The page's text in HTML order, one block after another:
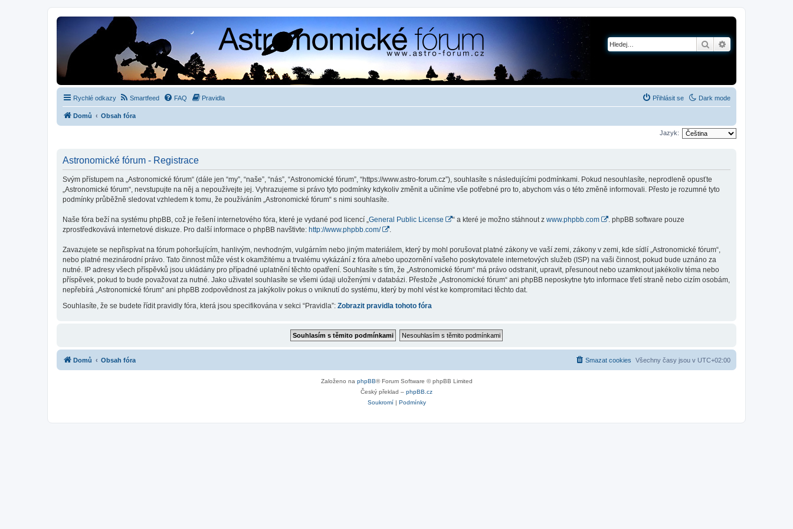
Hledat
Rychlé odkazy Dark mode
Smartfeed FAQ Pravidla Přihlásit se
Domů Obsah fóra
Jazyk:
Astronomické fórum - Registrace
Svým přístupem na „Astronomické fórum“ (dále jen “my”, “naše”, “nás”, “Astronomické fórum”, “https://www.astro-forum.cz”), souhlasíte s následujícími podmínkami. Pokud nesouhlasíte, neprodleně opusťte
„Astronomické fórum“, nevstupujte na něj a nepoužívejte jej. Vyhrazujeme si právo tyto podmínky kdykoliv změnit a učiníme vše potřebné pro to, abychom vás o této změně informovali. Přesto je rozumné tyto
podmínky průběžně sledovat vzhledem k tomu, že používáním „Astronomické fórum“ s nimi souhlasíte.
Naše fóra beží na systému phpBB, což je řešení internetového fóra, které je vydané pod licencí „ General Public License “ a které je možno stáhnout z www.phpbb.com
. phpBB software pouze
zprostředkovává internetové diskuze. Pro další informace o phpBB navštivte: http://www.phpbb.com/ .
Zavazujete se nepřispívat na fórum pohoršujícím, hanlivým, nevhodným, vulgárním nebo jiným materiálem, který by mohl porušovat platné zákony ve vaší zemi, zákony v zemi, kde sídlí „Astronomické fórum“,
nebo platné mezinárodní právo. Tato činnost může vést k okamžitému a trvalému vykázání z fóra a/nebo upozornění vašeho poskytovatele internetových služeb (ISP) na vaši činnost, pokud bude uznáno za
nutné. IP adresy všech příspěvků jsou ukládány pro případné uplatnění těchto opatření. Souhlasíte s tím, že „Astronomické fórum“ má právo odstranit, upravit, přesunout nebo uzamknout jakékoliv téma nebo
příspěvek, pokud to bude považovat za nutné. Jako uživatel souhlasíte se všemi údaji uloženými v databázi. Přestože „Astronomické fórum“ ani phpBB neposkytne tyto informace třetí straně nebo cizím osobám,
nepřebírá „Astronomické fórum“ ani phpBB zodpovědnost za jakýkoliv pokus o vniknutí do systému, který by mohl vést ke kompromitaci těchto dat.
Souhlasíte, že se budete řídit pravidly fóra, která jsou specifikována v sekci “Pravidla”: Zobrazit pravidla tohoto fóra
Domů Obsah fóra Všechny časy jsou v UTC+02:00
Smazat cookies
Založeno na phpBB® Forum Software © phpBB Limited
Český překlad – phpBB.cz
Soukromí| Podmínky